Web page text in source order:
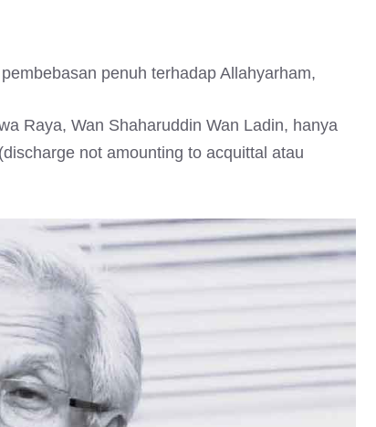
penuh terhadap Allahyarham,
Raya, Wan Shaharuddin Wan Ladin, hanya
not amounting to acquittal atau